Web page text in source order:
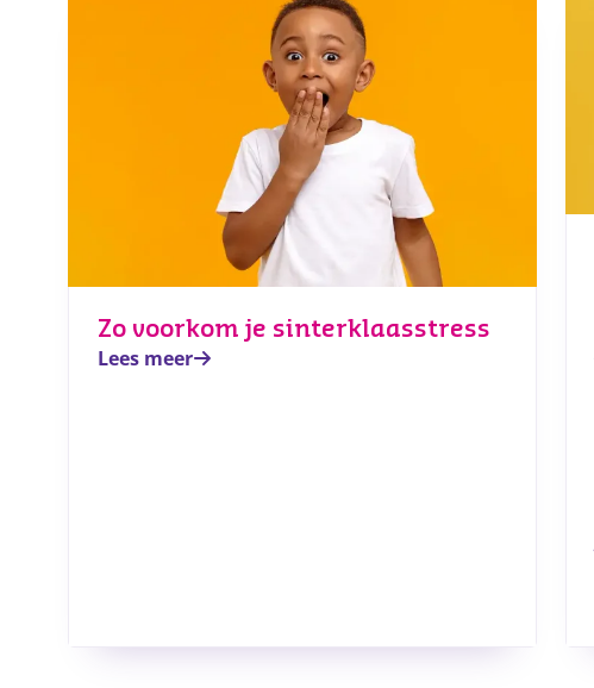
Zo voorkom je sinterklaasstress
Lees meer